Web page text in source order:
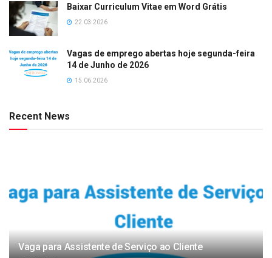
Baixar Curriculum Vitae em Word Grátis
22.03.2026
Vagas de emprego abertas hoje segunda-feira
14 de Junho de 2026
15.06.2026
Recent News
Vaga para Assistente de Serviço ao Cliente